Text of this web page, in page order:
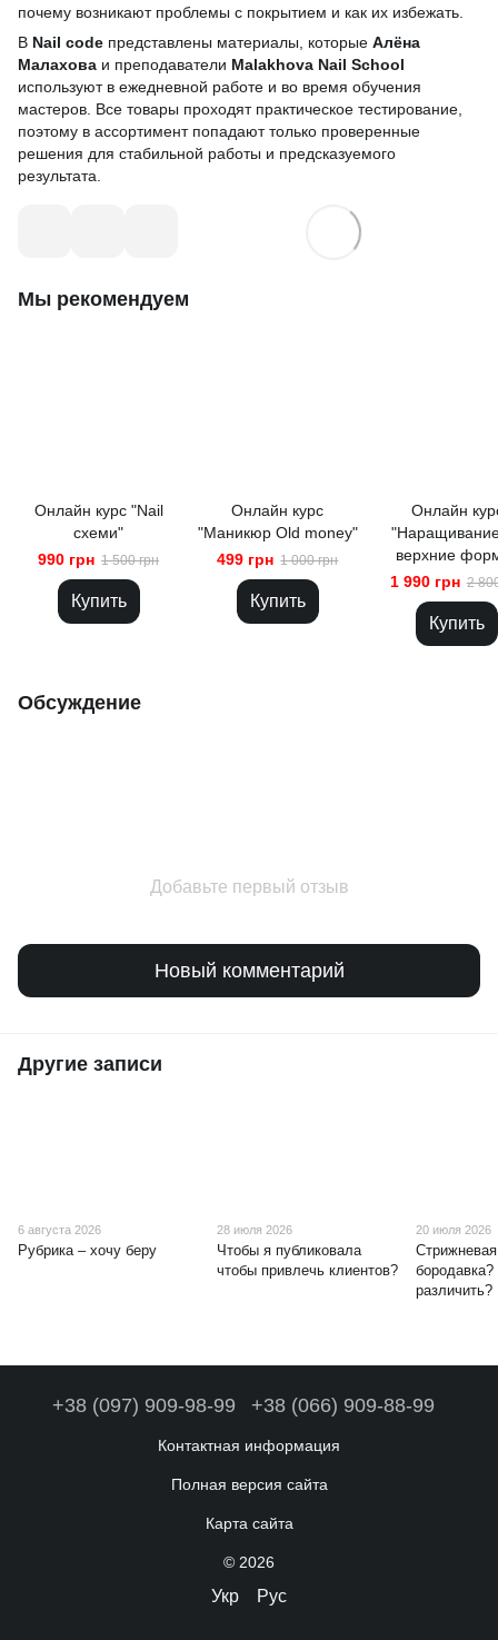
почему возникают проблемы с покрытием и как их избежать.
В Nail code представлены материалы, которые Алёна
Малахова и преподаватели Malakhova Nail School
используют в ежедневной работе и во время обучения
мастеров. Все товары проходят практическое тестирование,
поэтому в ассортимент попадают только проверенные
решения для стабильной работы и предсказуемого
результата.
Мы рекомендуем
Онлайн курс "Nail
схеми"
990 грн 1 500 грн
Купить
Онлайн курс
"Маникюр Оld money"
499 грн 1 000 грн
Купить
Онлайн
верхние
1 990 грн 2
Купить
Обсуждение
Добавьте первый отзыв
Новый комментарий
Другие записи
6 августа 2026
Рубрика – хочу беру
28 июля 2026
Чтобы я публиковала
чтобы привлечь клиентов?
20 июля 2026
различить?
+38 (097) 909-98-99 +38 (066) 909-88-99
Контактная информация
Полная версия сайта
Карта сайта
© 2026
Укр Рус